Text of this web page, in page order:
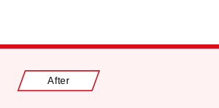
After